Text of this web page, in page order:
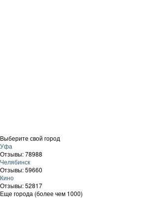
Выберите свой город
Уфа
Отзывы: 78988
Челябинск
Отзывы: 59660
Кино
Отзывы: 52817
Еще города (более чем 1000)